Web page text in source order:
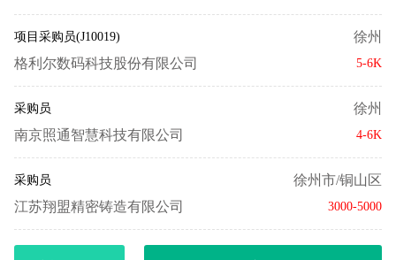
项目采购员(J10019)
徐州
格利尔数码科技股份有限公司
5-6K
采购员
徐州
南京照通智慧科技有限公司
4-6K
采购员
徐州市/铜山区
江苏翔盟精密铸造有限公司
3000-5000